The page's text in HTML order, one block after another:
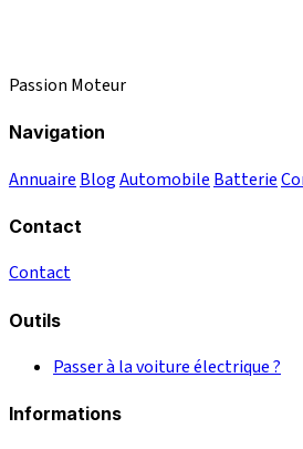
Passion Moteur
Navigation
Annuaire BlogAutomobile Batterie
Contact
Contact
Outils
Passer à la voiture électrique ?
Informations